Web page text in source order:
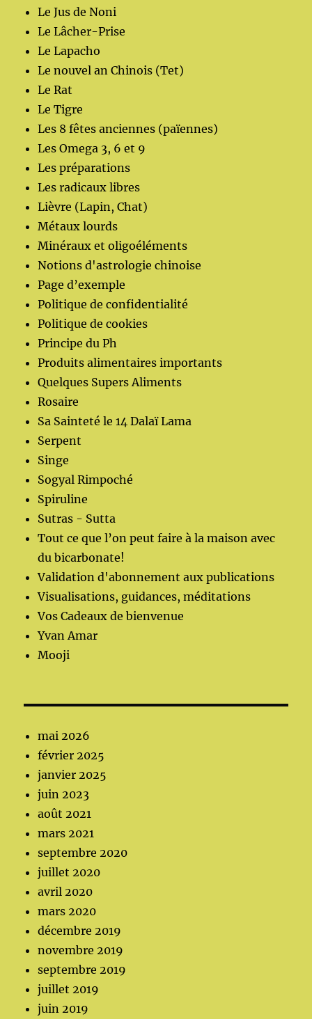
Le Jus de Noni
Le Lâcher-Prise
Le Lapacho
Le nouvel an Chinois (Tet)
Le Rat
Le Tigre
Les 8 fêtes anciennes (païennes)
Les Omega 3, 6 et 9
Les préparations
Les radicaux libres
Lièvre (Lapin, Chat)
Métaux lourds
Minéraux et oligoéléments
Notions d'astrologie chinoise
Page d’exemple
Politique de confidentialité
Politique de cookies
Principe du Ph
Produits alimentaires importants
Quelques Supers Aliments
Rosaire
Sa Sainteté le 14 Dalaï Lama
Serpent
Singe
Sogyal Rimpoché
Spiruline
Sutras - Sutta
Tout ce que l’on peut faire à la maison avec
du bicarbonate!
Validation d'abonnement aux publications
Visualisations, guidances, méditations
Vos Cadeaux de bienvenue
Yvan Amar
Mooji
mai 2026
février 2025
janvier 2025
juin 2023
août 2021
mars 2021
septembre 2020
juillet 2020
avril 2020
mars 2020
décembre 2019
novembre 2019
septembre 2019
juillet 2019
juin 2019